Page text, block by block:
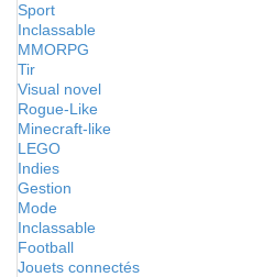
Sport
Inclassable
MMORPG
Tir
Visual novel
Rogue-Like
Minecraft-like
LEGO
Indies
Gestion
Mode
Inclassable
Football
Jouets connectés